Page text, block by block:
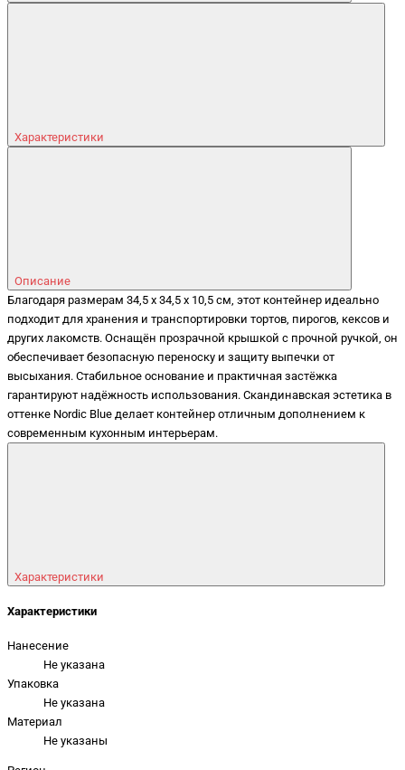
Характеристики
Описание
Благодаря размерам 34,5 x 34,5 x 10,5 см, этот контейнер идеально
подходит для хранения и транспортировки тортов, пирогов, кексов и
других лакомств. Оснащён прозрачной крышкой с прочной ручкой, он
обеспечивает безопасную переноску и защиту выпечки от
высыхания. Стабильное основание и практичная застёжка
гарантируют надёжность использования. Скандинавская эстетика в
оттенке Nordic Blue делает контейнер отличным дополнением к
современным кухонным интерьерам.
Характеристики
Характеристики
Нанесение
Не указана
Упаковка
Не указана
Материал
Не указаны